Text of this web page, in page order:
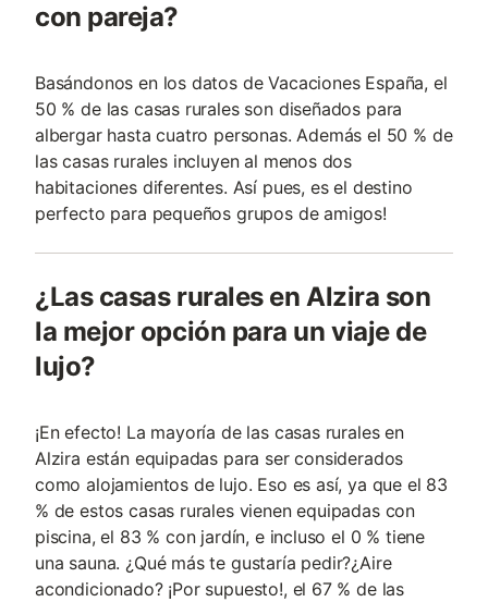
con pareja?
Basándonos en los datos de Vacaciones España, el
50 % de las casas rurales son diseñados para
albergar hasta cuatro personas. Además el 50 % de
las casas rurales incluyen al menos dos
habitaciones diferentes. Así pues, es el destino
perfecto para pequeños grupos de amigos!
¿Las casas rurales en Alzira son
la mejor opción para un viaje de
lujo?
¡En efecto! La mayoría de las casas rurales en
Alzira están equipadas para ser considerados
como alojamientos de lujo. Eso es así, ya que el 83
% de estos casas rurales vienen equipadas con
piscina, el 83 % con jardín, e incluso el 0 % tiene
una sauna. ¿Qué más te gustaría pedir?¿Aire
acondicionado? ¡Por supuesto!, el 67 % de las